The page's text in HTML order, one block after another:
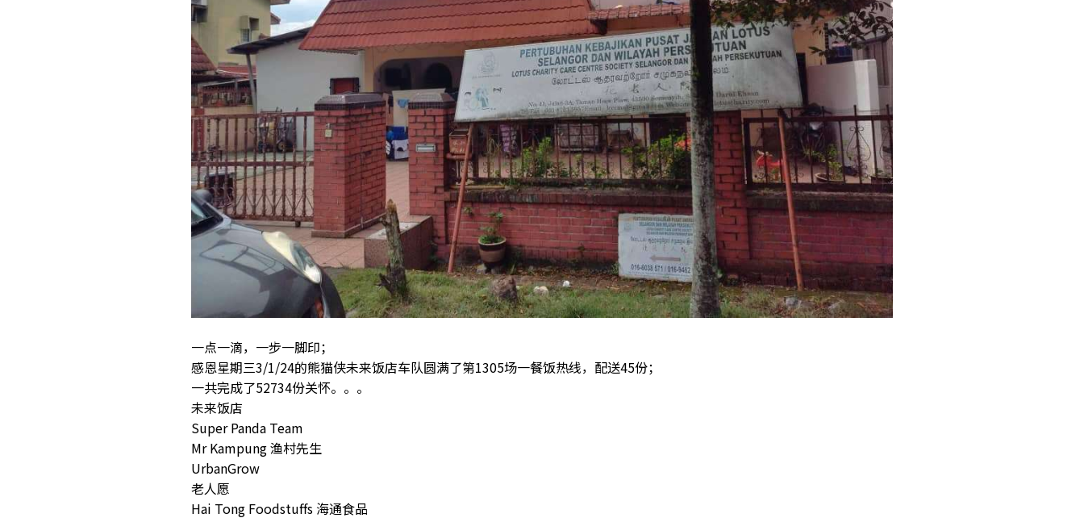
一点一滴，一步一脚印；
感恩星期三3/1/24的熊猫侠未来饭店车队圆满了第1305场一餐饭热线，配送45份；
一共完成了52734份关怀。。。
未来饭店
Super Panda Team
Mr Kampung 渔村先生
UrbanGrow
老人愿
Hai Tong Foodstuffs 海通食品